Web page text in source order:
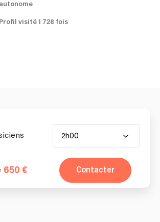
autonome
Profil visité 1 728 fois
2h00
650 € Contacter